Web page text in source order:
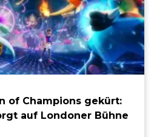
of Champions gekürt:
auf Londoner Bühne